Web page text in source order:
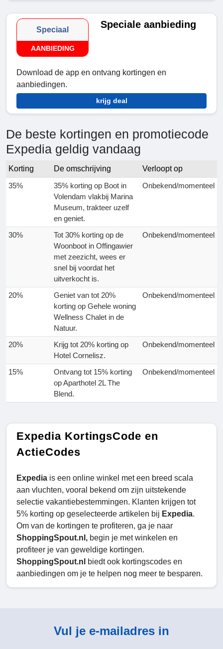
Speciaal
AANBIEDING
Speciale aanbieding
Download de app en ontvang kortingen en
aanbiedingen.
krijg deal
De beste kortingen en promotiecode
Expedia geldig vandaag
Korting De omschrijving
Verloopt op
35%
35% korting op Boot in
Volendam vlakbij Marina
Museum, trakteer uzelf
en geniet.
Onbekend/momenteel
30%
Tot 30% korting op de
Woonboot in Offingawier
met zeezicht, wees er
snel bij voordat het
uitverkocht is.
Onbekend/momenteel
20%
Geniet van tot 20%
korting op Gehele woning
Wellness Chalet in de
Natuur.
Onbekend/momenteel
20%
Krijg tot 20% korting op
Hotel Cornelisz.
Onbekend/momenteel
15%
Ontvang tot 15% korting
op Aparthotel 2L The
Blend.
Onbekend/momenteel
Expedia KortingsCode en
ActieCodes
Expedia is een online winkel met een breed scala
aan vluchten, vooral bekend om zijn uitstekende
selectie vakantiebestemmingen. Klanten krijgen tot
5% korting op geselecteerde artikelen bij Expedia.
Om van de kortingen te profiteren, ga je naar
ShoppingSpout.nl, begin je met winkelen en
profiteer je van geweldige kortingen.
ShoppingSpout.nl
biedt ook kortingscodes en
aanbiedingen om je te helpen nog meer te besparen.
Vul je e-mailadres in